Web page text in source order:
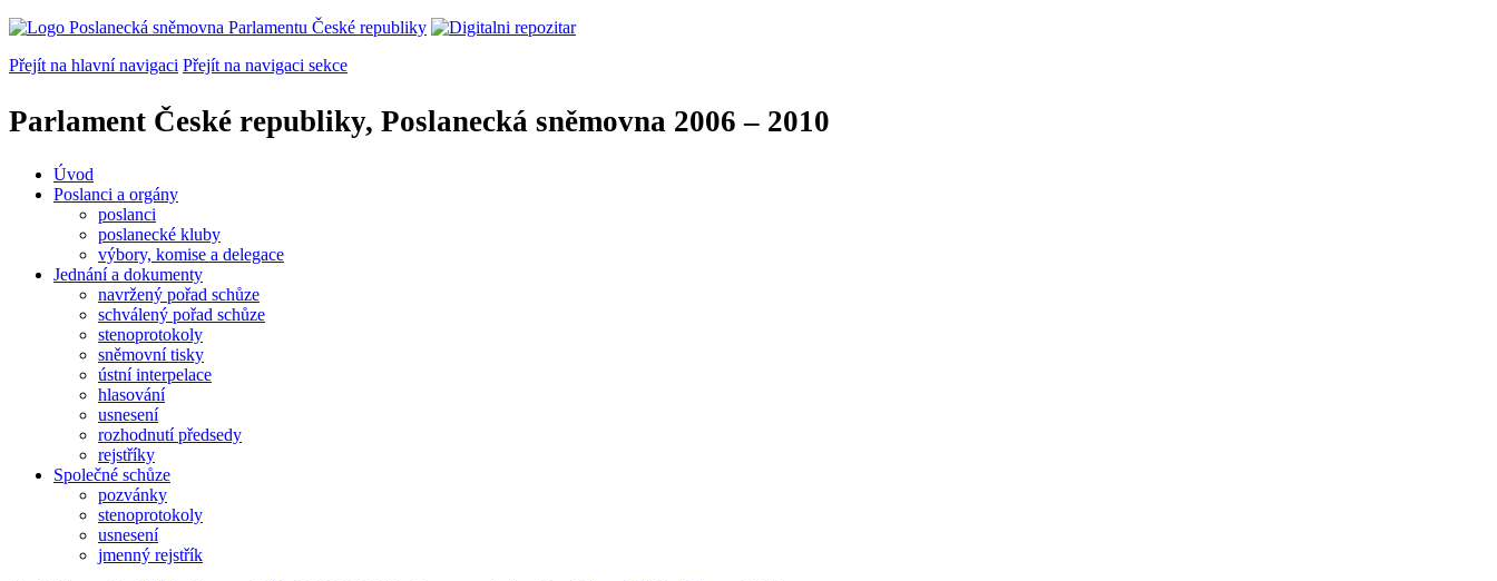
Přejít na hlavní navigaci Přejít na navigaci sekce
Parlament České republiky, Poslanecká sněmovna 2006 – 2010
Úvod
Poslanci a orgány
poslanci
poslanecké kluby
výbory, komise a delegace
Jednání a dokumenty
navržený pořad schůze
schválený pořad schůze
stenoprotokoly
sněmovní tisky
ústní interpelace
hlasování
usnesení
rozhodnutí předsedy
rejstříky
Společné schůze
pozvánky
stenoprotokoly
usnesení
jmenný rejstřík